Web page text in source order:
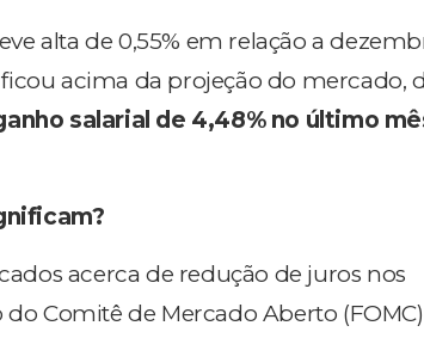
alta de 0,55% em relação a
ficou acima da projeção do mercado,
salarial de 4,48% no último
acerca de redução de juros nos
Comitê de Mercado Aberto (FOMC)